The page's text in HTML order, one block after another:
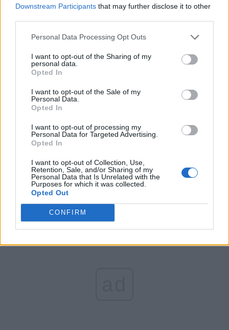
Downstream Participants that may further disclose it to other
Personal Data Processing Opt Outs
I want to opt-out of the Sharing of my
personal data.
Opted In
I want to opt-out of the Sale of my
Personal Data.
Opted In
I want to opt-out of processing my
Personal Data for Targeted Advertising.
Opted In
I want to opt-out of Collection, Use,
Retention, Sale, and/or Sharing of my
Personal Data that Is Unrelated with the
Purposes for which it was collected.
Opted Out
CONFIRM
PNȚCD (Pavelescu)
Partidul Patrioților (Surugiu)
FAR (Coarnă)
România pe Primul Loc (Ponta)
Altul
Arhiva sondajelor